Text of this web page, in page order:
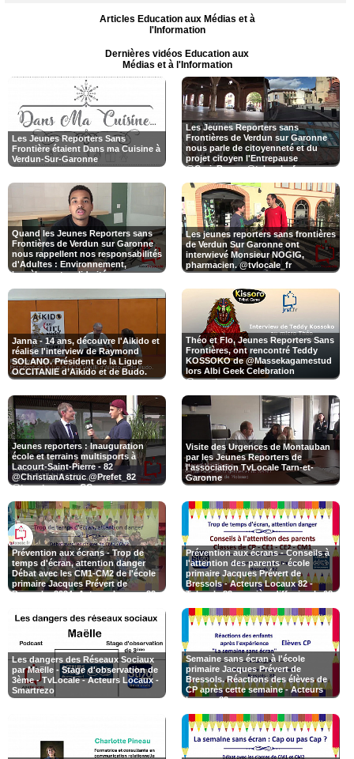
Articles Education aux Médias et à
l'Information
Dernières vidéos Education aux
Médias et à l'Information
Les Jeunes Reporters Sans
Frontière étaient Dans ma Cuisine à
Verdun-Sur-Garonne
Les Jeunes Reporters sans
Frontières de Verdun sur Garonne
nous parle de citoyenneté et du
projet citoyen l'Entrepause
@CroixRouge @tvlocale_fr
Quand les Jeunes Reporters sans
Frontières de Verdun sur Garonne
nous rappellent nos responsabilités
d'Adultes : Environnement,
harcèlement, solidarité
@smartrezo #Citoyenneté
Les jeunes reporters sans frontières
de Verdun Sur Garonne ont
interwievé Monsieur NOGIG,
pharmacien. @tvlocale_fr
Janna - 14 ans, découvre l'Aikido et
réalise l'interview de Raymond
SOLANO. Président de la Ligue
OCCITANIE d’Aïkido et de Budo.
Théo et Flo, Jeunes Reporters Sans
Frontières, ont rencontré Teddy
KOSSOKO de @Massekagamestud
lors Albi Geek Celebration
@smartrezo
Jeunes reporters : Inauguration
école et terrains multisports à
Lacourt-Saint-Pierre - 82
@ChristianAstruc @Prefet_82
@tarnetgaronneCG
Visite des Urgences de Montauban
par les Jeunes Reporters de
l'association TvLocale Tarn-et-
Garonne
Prévention aux écrans - Trop de
temps d'écran, attention danger
Débat avec les CM1-CM2 de l'école
primaire Jacques Prévert de
Bressols- 2024- Acteurs Locaux 82 -
Prévention aux écrans - Conseils à
l'attention des parents - école
primaire Jacques Prévert de
Bressols - Acteurs Locaux 82 -
Tvlocale 82 première diffusion le 08-
Les dangers des Réseaux Sociaux
par Maëlle - Stage d'observation de
3ème - TvLocale - Acteurs Locaux -
Smartrezo
Semaine sans écran à l'école
primaire Jacques Prévert de
Bressols. Réactions des élèves de
CP après cette semaine - Acteurs
Locaux 82